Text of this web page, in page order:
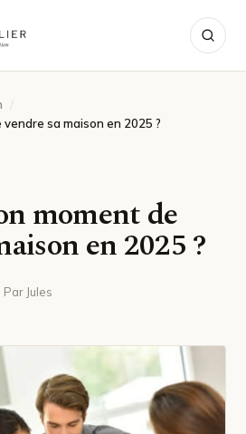
sa maison en 2025 ?
moment de
en 2025 ?
Jules